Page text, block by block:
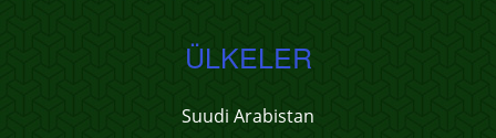
ÜLKELER
Suudi Arabistan